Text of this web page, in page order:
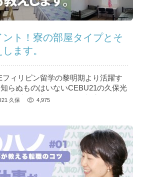
ト！寮の部屋タイプとそ
ます。
フィリピン留学の黎明期より活躍す
らぬものはいないCEBU21の久保光
彼独自の切り口が鋭い視点でフィ
次 1 学生が多い/少ない学校を見抜
久保 4,975